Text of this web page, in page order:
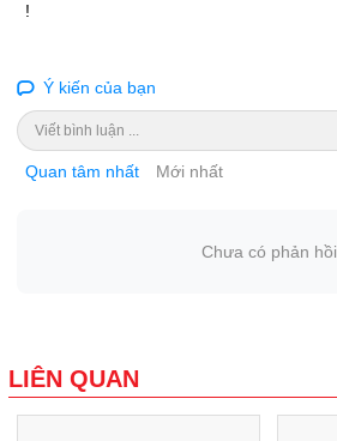
!
Ý kiến của bạn
Viết bình luận ...
Quan tâm nhất Mới nhất
Chưa có phản hồi
LIÊN QUAN